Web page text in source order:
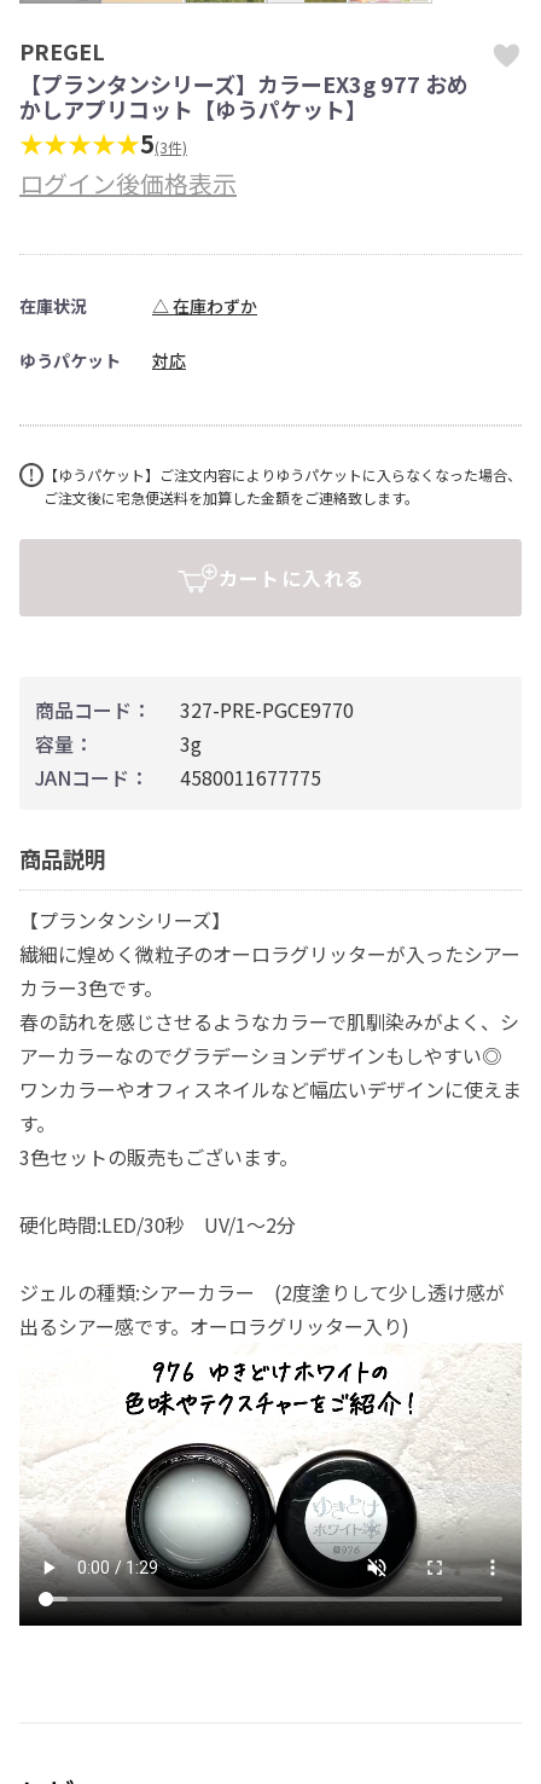
商品コード：
327-PRE-PGCE9770
容量：
3g
JANコード：
4580011677775
商品説明
【プランタンシリーズ】
繊細に煌めく微粒子のオーロラグリッターが入ったシアー
カラー3色です。
春の訪れを感じさせるようなカラーで肌馴染みがよく、シ
アーカラーなのでグラデーションデザインもしやすい◎
ワンカラーやオフィスネイルなど幅広いデザインに使えま
す。
3色セットの販売もございます。
硬化時間:LED/30秒 UV/1～2分
ジェルの種類:シアーカラー (2度塗りして少し透け感が
出るシアー感です。オーロラグリッター入り)
PREGEL
【プランタンシリーズ】カラーEX3g 977 おめ
かしアプリコット【ゆうパケット】
★★★★★5(3件)
ログイン後価格表示
在庫状況 △ 在庫わずか
ゆうパケット 対応
【ゆうパケット】ご注文内容によりゆうパケットに入らなくなった場合、
ご注文後に宅急便送料を加算した金額をご連絡致します。
カートに入れる